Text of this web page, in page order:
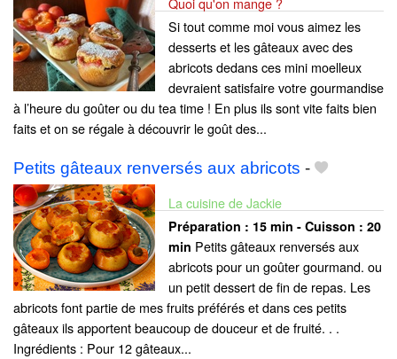
Si tout comme moi vous aimez les
desserts et les gâteaux avec des
abricots dedans ces mini moelleux
devraient satisfaire votre gourmandise
à l’heure du goûter ou du tea time ! En plus ils sont vite faits bien
faits et on se régale à découvrir le goût des...
Petits gâteaux renversés aux abricots -
La cuisine de Jackie
Préparation : 15 min - Cuisson : 20
min Petits gâteaux renversés aux
abricots pour un goûter gourmand. ou
un petit dessert de fin de repas. Les
abricots font partie de mes fruits préférés et dans ces petits
gâteaux ils apportent beaucoup de douceur et de fruité. . .
Ingrédients : Pour 12 gâteaux...